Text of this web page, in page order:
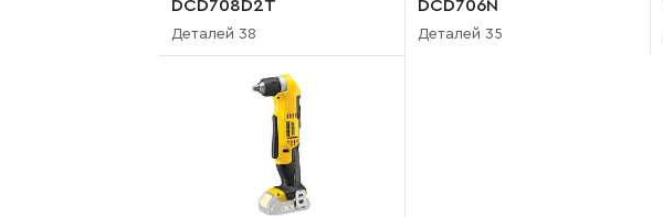
DCD708D2T
Деталей 38
DCD706N
Деталей 35